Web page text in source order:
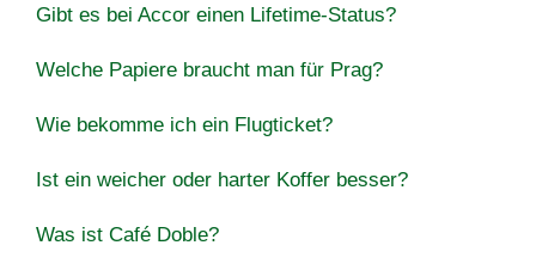
Gibt es bei Accor einen Lifetime-Status?
Welche Papiere braucht man für Prag?
Wie bekomme ich ein Flugticket?
Ist ein weicher oder harter Koffer besser?
Was ist Café Doble?